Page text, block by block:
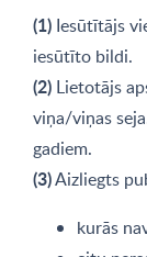
(1) Iesūtītājs
iesūtīto bildi.
(2) Lietotājs
viņa/viņas
gadiem.
(3)Aizliegts
kurās